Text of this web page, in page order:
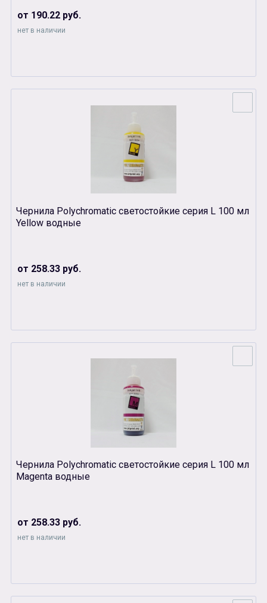
от 190.22 руб.
нет в наличии
Чернила Polychromatic светостойкие серия L 100 мл
Yellow водные
от 258.33 руб.
нет в наличии
Чернила Polychromatic светостойкие серия L 100 мл
Magenta водные
от 258.33 руб.
нет в наличии